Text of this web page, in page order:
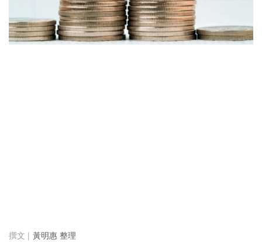
黃明惠 整理